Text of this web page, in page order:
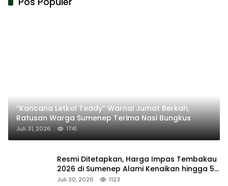
“Kancana Letkol Teddy” Warnai Jumat Berkah,
Ratusan Warga Sumenep Terima Nasi Bungkus
Juli 31, 2026 1741
Resmi Ditetapkan, Harga Impas Tembakau
2026 di Sumenep Alami Kenaikan hingga 5
Persen
Juli 30, 2026 1123